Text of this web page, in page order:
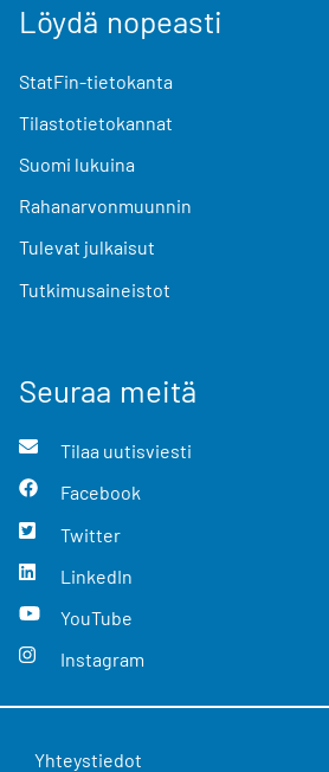
Löydä nopeasti
StatFin-tietokanta
Tilastotietokannat
Suomi lukuina
Rahanarvonmuunnin
Tulevat julkaisut
Tutkimusaineistot
Seuraa meitä
Tilaa uutisviesti
Facebook
Twitter
LinkedIn
YouTube
Instagram
Yhteystiedot